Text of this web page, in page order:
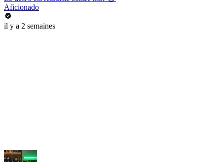
Aficionado
il y a 2 semaines